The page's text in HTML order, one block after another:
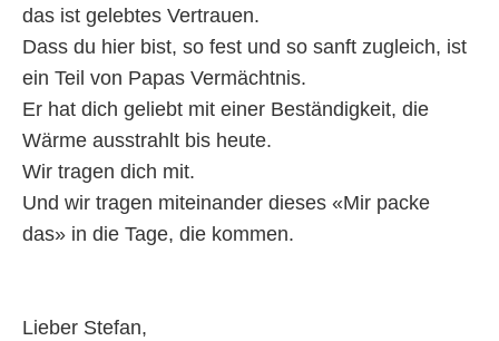
das ist gelebtes Vertrauen.
Dass du hier bist, so fest und so sanft zugleich, ist
ein Teil von Papas Vermächtnis.
Er hat dich geliebt mit einer Beständigkeit, die
Wärme ausstrahlt bis heute.
Wir tragen dich mit.
Und wir tragen miteinander dieses «Mir packe
das» in die Tage, die kommen.
Lieber Stefan,